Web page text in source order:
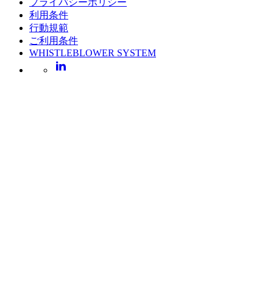
プライバシーポリシー
利用条件
行動規範
ご利用条件
WHISTLEBLOWER SYSTEM